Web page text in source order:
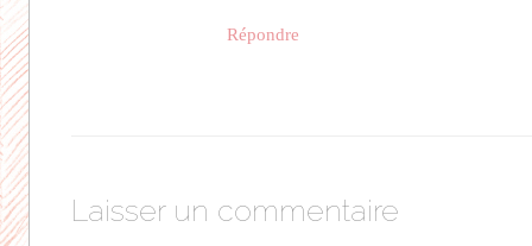
Répondre
Laisser un commentaire